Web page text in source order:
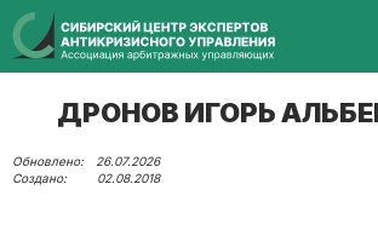
ДРОНОВ ИГОРЬ
26.07.2026
02.08.2018